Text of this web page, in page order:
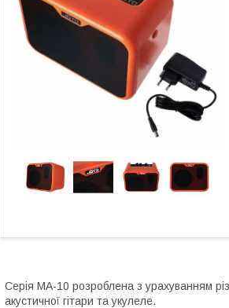
Серія MA-10 розроблена з урахуванням
акустичної гітари та укулеле.